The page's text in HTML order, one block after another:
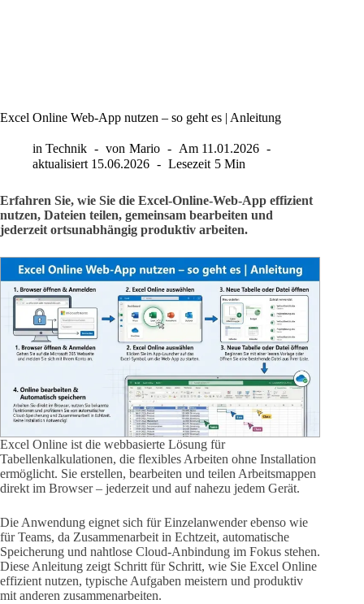
Excel Online Web-App nutzen – so geht es | Anleitung
in Technik von Mario Am 11.01.2026
aktualisiert 15.06.2026 Lesezeit 5 Min
Erfahren Sie, wie Sie die Excel-Online-Web-App effizient
nutzen, Dateien teilen, gemeinsam bearbeiten und
jederzeit ortsunabhängig produktiv arbeiten.
Excel Online ist die webbasierte Lösung für
Tabellenkalkulationen, die flexibles Arbeiten ohne Installation
ermöglicht. Sie erstellen, bearbeiten und teilen Arbeitsmappen
direkt im Browser – jederzeit und auf nahezu jedem Gerät.
Die Anwendung eignet sich für Einzelanwender ebenso wie
für Teams, da Zusammenarbeit in Echtzeit, automatische
Speicherung und nahtlose Cloud-Anbindung im Fokus stehen.
Diese Anleitung zeigt Schritt für Schritt, wie Sie Excel Online
effizient nutzen, typische Aufgaben meistern und produktiv
mit anderen zusammenarbeiten.